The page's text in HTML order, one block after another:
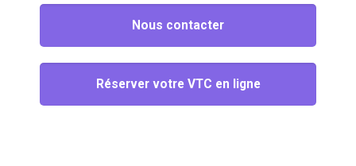
Nous contacter
Réserver votre VTC en ligne